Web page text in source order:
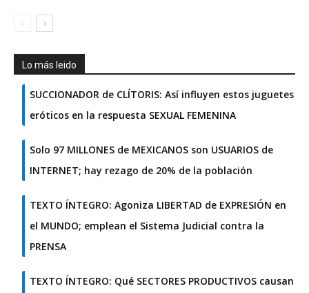
Lo más leido
SUCCIONADOR de CLÍTORIS: Así influyen estos juguetes
eróticos en la respuesta SEXUAL FEMENINA
Solo 97 MILLONES de MEXICANOS son USUARIOS de
INTERNET; hay rezago de 20% de la población
TEXTO ÍNTEGRO: Agoniza LIBERTAD de EXPRESIÓN en
el MUNDO; emplean el Sistema Judicial contra la
PRENSA
TEXTO ÍNTEGRO: Qué SECTORES PRODUCTIVOS causan